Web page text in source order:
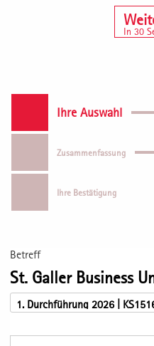
In 30
Ihre Auswahl
Zusammenfassung
Ihre Bestätigung
Betreff
St. Galler Business